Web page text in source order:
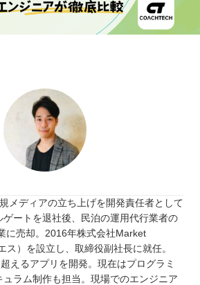
メディアの立ち上げを開発責任者として
ートを退社後、民泊の運用代行業者の
に売却。2016年株式会社Market
ス）を設立し、取締役副社長に就任。
えるアプリを開発。現在はプログラミ
ュラム制作も担当。現場でのエンジニア